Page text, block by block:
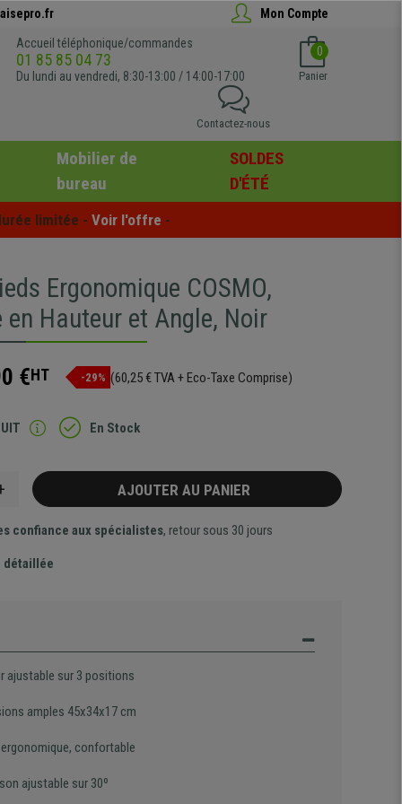
Mon Compte
Accueil téléphonique/commandes
01 85 85 04 73
Du lundi au vendredi, 8:30-13:00 / 14:00-17:00
0
Panier
Contactez-nous
Mobilier de
bureau
SOLDES
D'ÉTÉ
limitée - Voir l'offre -
Ergonomique COSMO,
Hauteur et Angle, Noir
€HT -29% (60,25 € TVA + Eco-Taxe Comprise)
En Stock
AJOUTER AU PANIER
confiance aux spécialistes, retour sous 30 jours
détaillée
ajustable sur 3 positions
amples 45x34x17 cm
ergonomique, confortable
ajustable sur 30º